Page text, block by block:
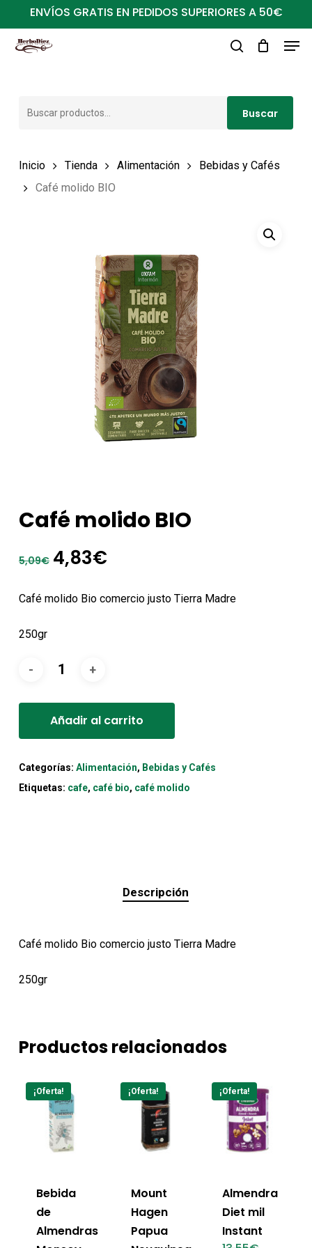
al
contenido
ENVÍOS GRATIS EN PEDIDOS SUPERIORES A 50€
Buscar
Inicio Tienda Alimentación
Bebidas y Cafés
Café molido BIO
Café molido BIO
5,09€ El
original
4,83€El
actual
Café molido Bio comercio justo Tierra Madre
250gr
Añadir al carrito
Categorías: Alimentación, Bebidas y Cafés
Etiquetas: cafe, café bio, café molido
Descripción
Café molido Bio comercio justo Tierra Madre
250gr
Productos relacionados
¡Oferta!
Bebida
de
Almendras
¡Oferta!
Mount
Hagen
Papua
¡Oferta!
Almendra
Diet mil
Instant
Close